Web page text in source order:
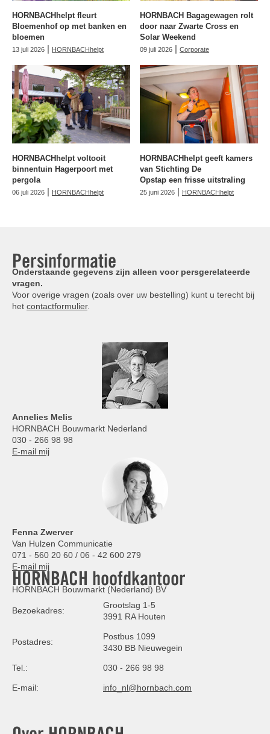
HORNBACHhelpt fleurt
Bloemenhof op met banken en
bloemen
13 juli 2026 | HORNBACHhelpt
HORNBACH Bagagewagen rolt
door naar Zwarte Cross en
Solar Weekend
09 juli 2026 | Corporate
HORNBACHhelpt voltooit
binnentuin Hagerpoort met
pergola
06 juli 2026 | HORNBACHhelpt
HORNBACHhelpt geeft kamers
van Stichting De
Opstap een frisse uitstraling
25 juni 2026 | HORNBACHhelpt
Persinformatie
Onderstaande gegevens zijn alleen voor persgerelateerde
vragen.
Voor overige vragen (zoals over uw bestelling) kunt u terecht bij
het contactformulier.
Annelies Melis
HORNBACH Bouwmarkt Nederland
030 - 266 98 98
E-mail mij
Fenna Zwerver
Van Hulzen Communicatie
071 - 560 20 60 / 06 - 42 600 279
E-mail mij
HORNBACH hoofdkantoor
HORNBACH Bouwmarkt (Nederland) BV
Bezoekadres:
Grootslag 1-5
3991 RA Houten
Postadres:
Postbus 1099
3430 BB Nieuwegein
Tel.: 030 - 266 98 98
E-mail: info_nl@hornbach.com